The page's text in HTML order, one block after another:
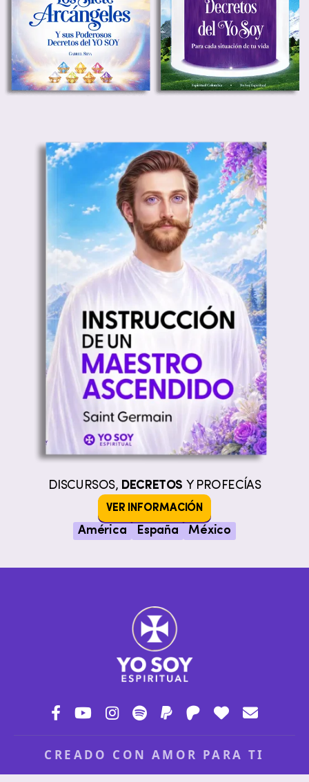
DISCURSOS, DECRETOS Y PROFECÍAS
VER INFORMACIÓN
América España México
CREADO CON AMOR PARA TI